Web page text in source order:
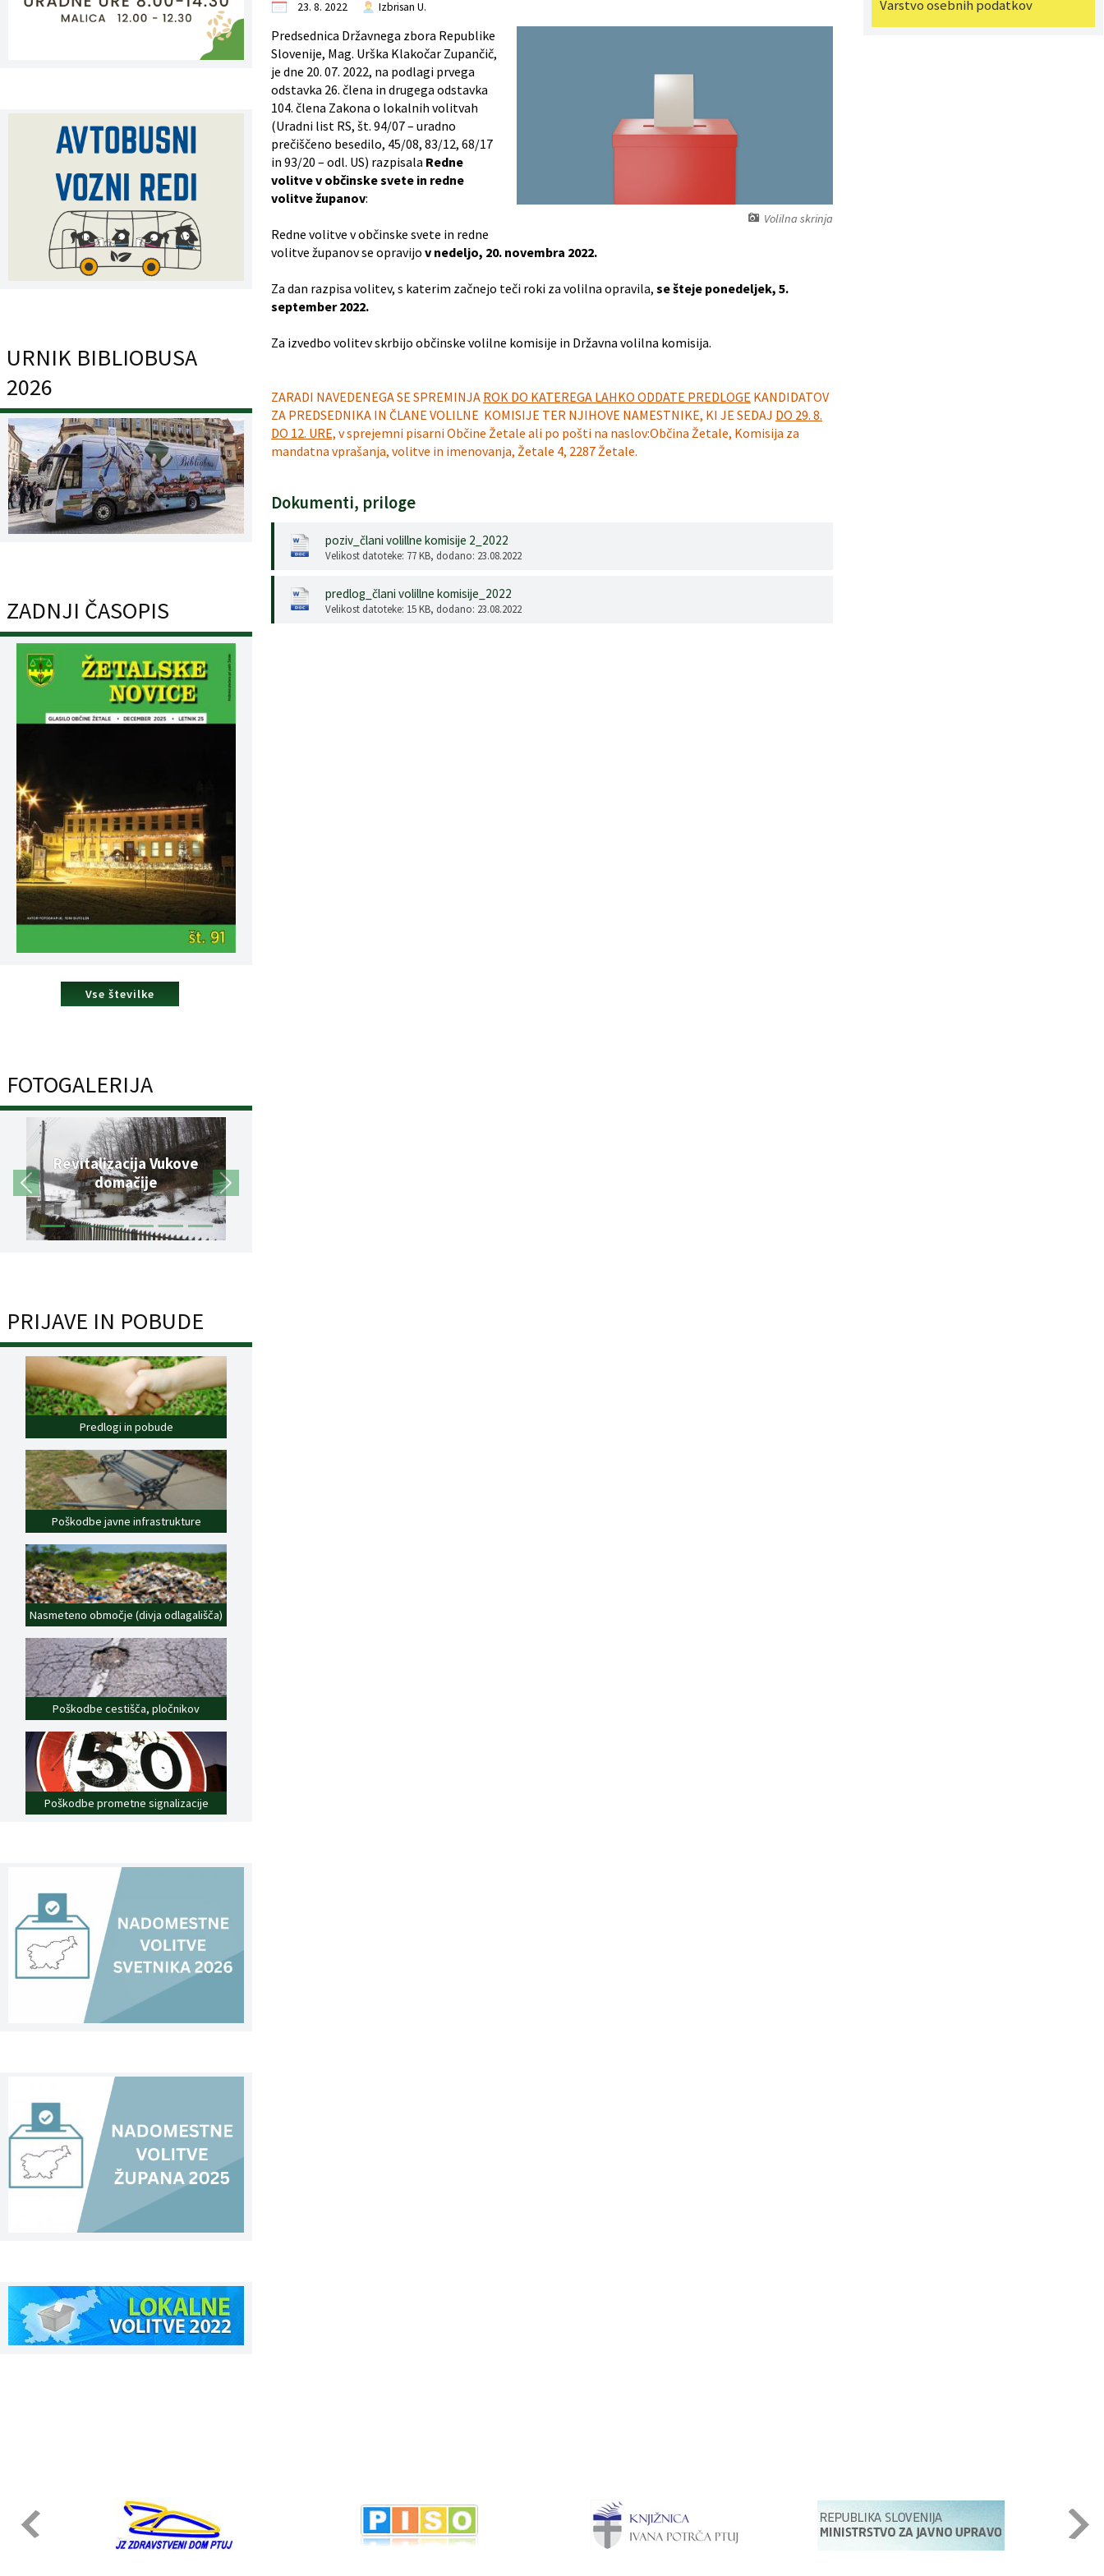
23. 8. 2022 Izbrisan U.
Volilna skrinja
Predsednica Državnega zbora Republike
Slovenije, Mag. Urška Klakočar Zupančič,
je dne 20. 07. 2022, na podlagi prvega
odstavka 26. člena in drugega odstavka
104. člena Zakona o lokalnih volitvah
(Uradni list RS, št. 94/07 – uradno
prečiščeno besedilo, 45/08, 83/12, 68/17
in 93/20 – odl. US) razpisala Redne
volitve v občinske svete in redne
volitve županov:
Redne volitve v občinske svete in redne
volitve županov se opravijo v nedeljo, 20. novembra 2022.
Za dan razpisa volitev, s katerim začnejo teči roki za volilna opravila, se šteje ponedeljek, 5.
september 2022.
Za izvedbo volitev skrbijo občinske volilne komisije in Državna volilna komisija.
ZARADI NAVEDENEGA SE SPREMINJA ROK DO KATEREGA LAHKO ODDATE PREDLOGE KANDIDATOV
ZA PREDSEDNIKA IN ČLANE VOLILNE KOMISIJE TER NJIHOVE NAMESTNIKE, KI JE SEDAJ DO 29. 8.
DO 12. URE, v sprejemni pisarni Občine Žetale ali po pošti na naslov:Občina Žetale, Komisija za
mandatna vprašanja, volitve in imenovanja, Žetale 4, 2287 Žetale.
Dokumenti, priloge
poziv_člani volillne komisije 2_2022
Velikost datoteke: 77 KB, dodano: 23.08.2022
predlog_člani volillne komisije_2022
Velikost datoteke: 15 KB, dodano: 23.08.2022
URNIK BIBLIOBUSA
2026
ZADNJI ČASOPIS
Vse številke
FOTOGALERIJA
Revitalizacija Vukove
domačije
PRIJAVE IN POBUDE
Predlogi in pobude
Poškodbe javne infrastrukture
Nasmeteno območje (divja odlagališča)
Poškodbe cestišča, pločnikov
Poškodbe prometne signalizacije
Varstvo osebnih podatkov
Register predpisov
Katalog informacij javnega značaja
Grb in zastava občine
Vizitka občine